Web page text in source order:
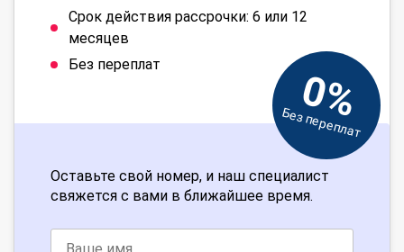
Срок действия рассрочки: 6 или 12
месяцев
Без переплат
0%
Без переплат
Оставьте свой номер, и наш специалист
свяжется с вами в ближайшее время.